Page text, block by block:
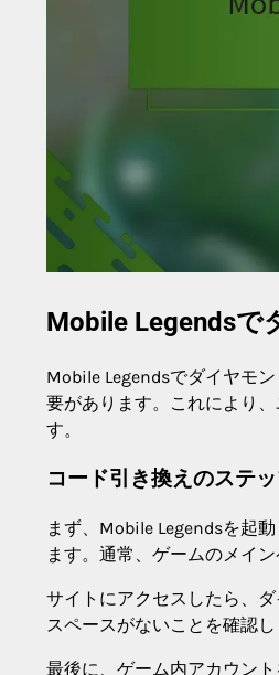
Mobile Legendsで
Mobile Legendsでダイヤモ
要があります。これにより
す。
コード引き換えのステ
まず、Mobile Legendsを起
ます。通常、ゲームのメイ
サイトにアクセスしたら、
スペースがないことを確認
最後に、ゲーム内アカウン